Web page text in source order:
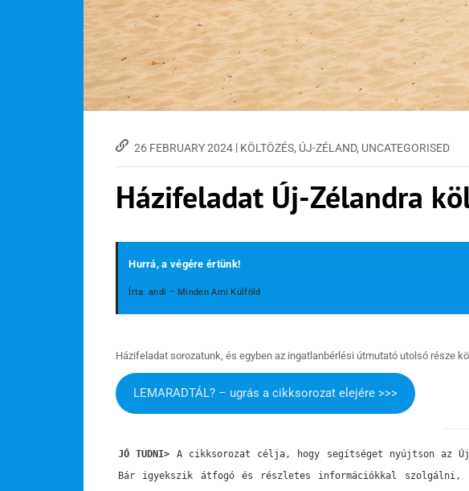
26 FEBRUARY 2024 | KÖLTÖZÉS, ÚJ-ZÉLAND, UNCATEGORISED
Házifeladat Új-Zélandra
Hurrá, a végére értünk!
Írta: andi – Minden Ami Külföld
Házifeladat sorozatunk, és egyben az ingatlanbérlési útmutató utolsó része
LEMARADTÁL? – ugrás a cikksorozat elejére >>>
JÓ TUDNI> A cikksorozat célja, hogy segítséget nyújtson az
Bár igyekszik átfogó és részletes információkkal szolgálni,